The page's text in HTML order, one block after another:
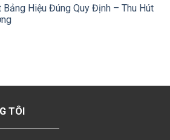
Hiệu Đúng Quy Định – Thu Hút
TÔI